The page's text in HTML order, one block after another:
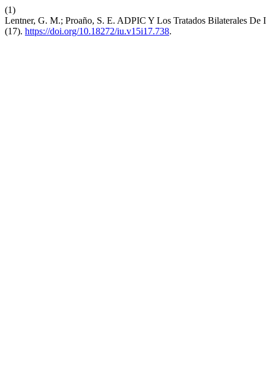
(1)
Lentner, G. M.; Proaño, S. E. ADPIC Y Los Tratados Bilaterales
(17). https://doi.org/10.18272/iu.v15i17.738.